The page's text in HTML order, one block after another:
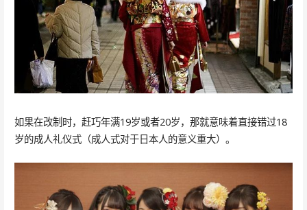
如果在改制时，赶巧年满19岁或者20岁，那就意味着直接错过18
岁的成人礼仪式（成人式对于日本人的意义重大）。